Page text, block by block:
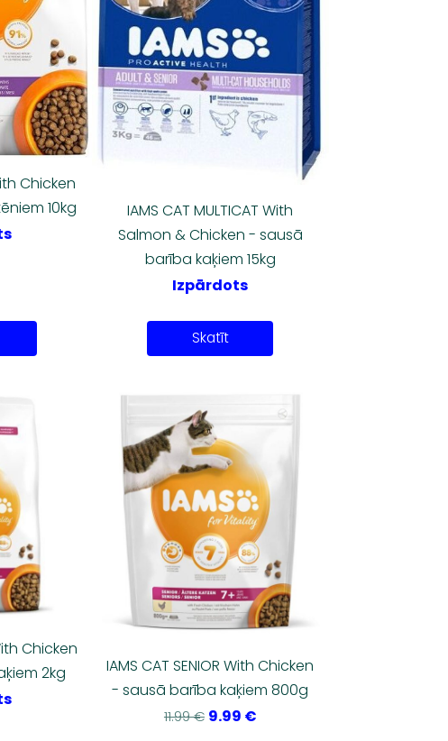
Chicken
10kg
IAMS CAT MULTICAT With
Salmon & Chicken - sausā
barība kaķiem 15kg
Izpārdots
Skatīt
Chicken
2kg
IAMS CAT SENIOR With Chicken
- sausā barība kaķiem 800g
11.99 € 9.99 €